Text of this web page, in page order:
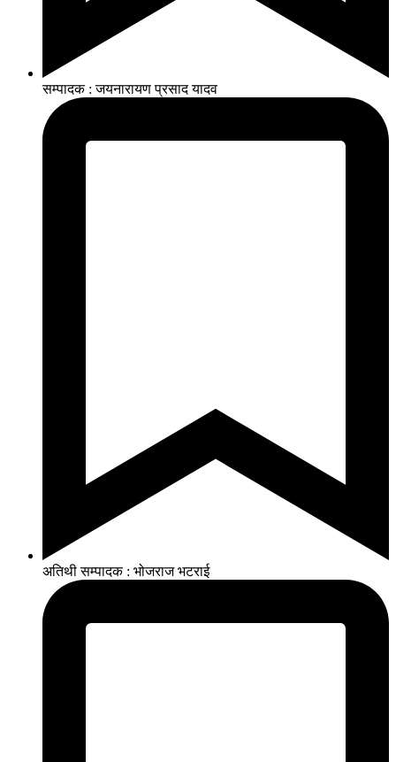
सम्पादक : जयनारायण प्रसाद यादव
अतिथी सम्पादक : भोजराज भटराई